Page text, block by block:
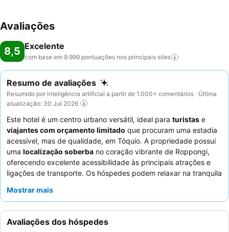
Avaliações
8,5 Excelente
com base em 9.999 pontuações nos principais sites
Resumo de avaliações
Resumido por inteligência artificial a partir de 1.000+ comentários · Última
atualização: 30 Jul 2026
Este hotel é um centro urbano versátil, ideal para turistas e
viajantes com orçamento limitado que procuram uma estadia
acessível, mas de qualidade, em Tóquio. A propriedade possui
uma localização soberba no coração vibrante de Roppongi,
oferecendo excelente acessibilidade às principais atrações e
ligações de transporte. Os hóspedes podem relaxar na tranquila
destaque para relaxamento. Os funcionários recebem
profissionalismo, e o buffet de pequeno-almoço
frequentemente elogiado pela sua variedade e qualidade,
Mostrar mais
Avaliações dos hóspedes